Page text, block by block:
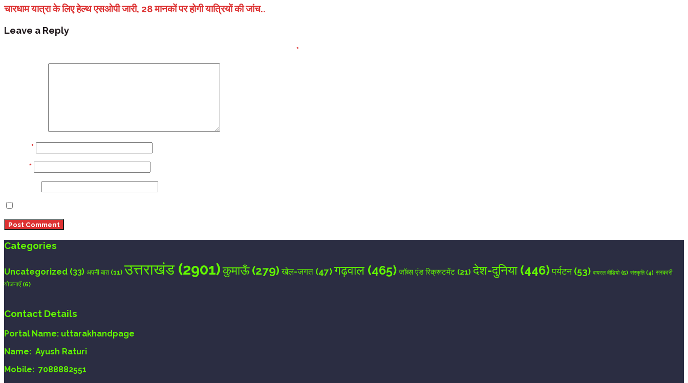
चारधाम यात्रा के लिए हेल्‍थ एसओपी जारी, 28 मानकों पर होगी यात्रियों की जांच..
Leave a Reply
*
*
*
Categories
Uncategorized (33) अपनी बात(11) उत्तराखंड (2901)कुमाऊँ(279) खेल-जगत (47) गढ़वाल (465) जॉब्स एंड रिक्रूटमेंट (21) देश-दुनिया(446)पर्यटन(53) वायरल वीडियो(5) संस्कृति(4) सरकारी
योजनाएँ(6)
Contact Details
Portal Name: uttarakhandpage
Name: Ayush Raturi
Mobile: 7088882551